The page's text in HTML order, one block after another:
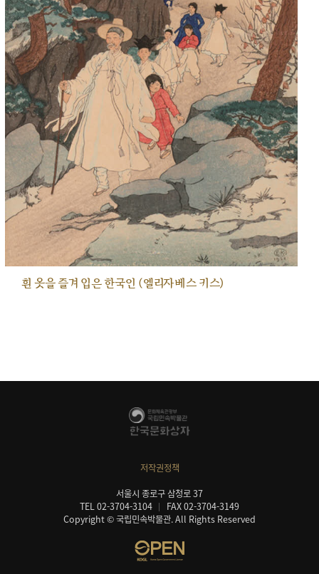
흰 옷을 즐겨 입은 한국인 (엘리자베스 키스)
저작권정책
서울시 종로구 삼청로 37
TEL 02-3704-3104
FAX 02-3704-3149
Copyright © 국립민속박물관. All Rights Reserved